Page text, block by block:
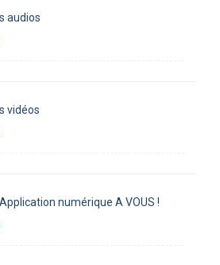
audios
vidéos
numérique A VOUS !